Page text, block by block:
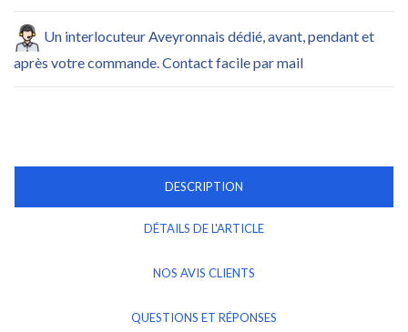
Un interlocuteur Aveyronnais dédié, avant, pendant et
après votre commande. Contact facile par mail
DESCRIPTION
DÉTAILS DE L'ARTICLE
NOS AVIS CLIENTS
QUESTIONS ET RÉPONSES